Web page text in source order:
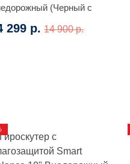
(Черный с
299 р. 14 900 р.